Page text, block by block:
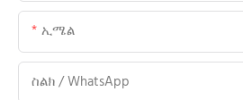
ኢሜል
ስልክ / WhatsApp